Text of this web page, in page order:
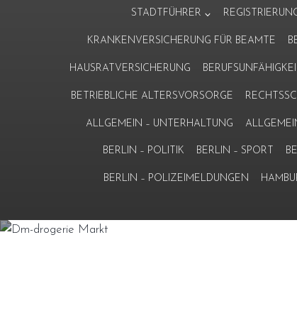
STADTFÜHRER
KRANKENVERSICHERUNG FÜR BEAMTE
HAUSRATVERSICHERUNG
BETRIEBLICHE ALTERSVORSORGE
ALLGEMEIN – UNTERHALTUNG
BERLIN – POLITIK BERLIN – SPORT
BERLIN – POLIZEIMELDUNGEN